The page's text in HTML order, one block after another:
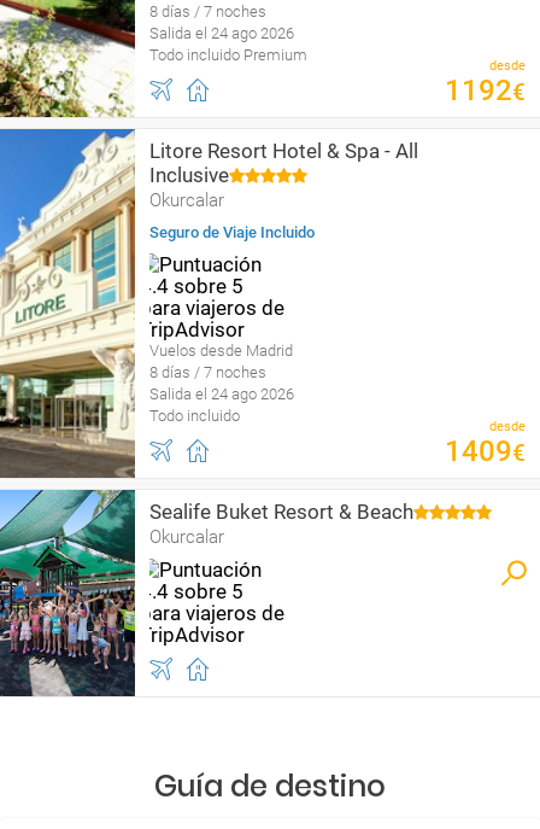
8 días / 7 noches
Salida el 24 ago 2026
Todo incluido Premium
desde
1192€
Litore Resort Hotel & Spa - All
Inclusive
Okurcalar
Seguro de Viaje Incluido
Vuelos desde Madrid
8 días / 7 noches
Salida el 24 ago 2026
Todo incluido
desde
1409€
Sealife Buket Resort & Beach
Okurcalar
Guía de destino